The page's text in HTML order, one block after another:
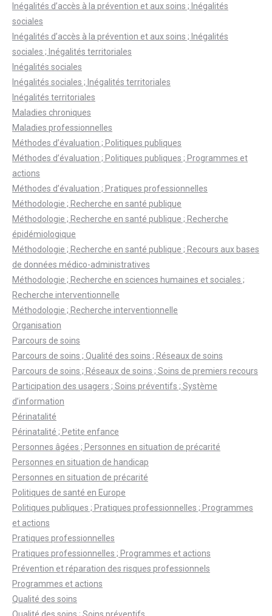
Inégalités d’accès à la prévention et aux soins ; Inégalités
sociales
Inégalités d’accès à la prévention et aux soins ; Inégalités
sociales ; Inégalités territoriales
Inégalités sociales
Inégalités sociales ; Inégalités territoriales
Inégalités territoriales
Maladies chroniques
Maladies professionnelles
Méthodes d’évaluation ; Politiques publiques
Méthodes d’évaluation ; Politiques publiques ; Programmes et
actions
Méthodes d’évaluation ; Pratiques professionnelles
Méthodologie ; Recherche en santé publique
Méthodologie ; Recherche en santé publique ; Recherche
épidémiologique
Méthodologie ; Recherche en santé publique ; Recours aux bases
de données médico-administratives
Méthodologie ; Recherche en sciences humaines et sociales ;
Recherche interventionnelle
Méthodologie ; Recherche interventionnelle
Organisation
Parcours de soins
Parcours de soins ; Qualité des soins ; Réseaux de soins
Parcours de soins ; Réseaux de soins ; Soins de premiers recours
Participation des usagers ; Soins préventifs ; Système
d’information
Périnatalité
Périnatalité ; Petite enfance
Personnes âgées ; Personnes en situation de précarité
Personnes en situation de handicap
Personnes en situation de précarité
Politiques de santé en Europe
Politiques publiques ; Pratiques professionnelles ; Programmes
et actions
Pratiques professionnelles
Pratiques professionnelles ; Programmes et actions
Prévention et réparation des risques professionnels
Programmes et actions
Qualité des soins
Qualité des soins ; Soins préventifs